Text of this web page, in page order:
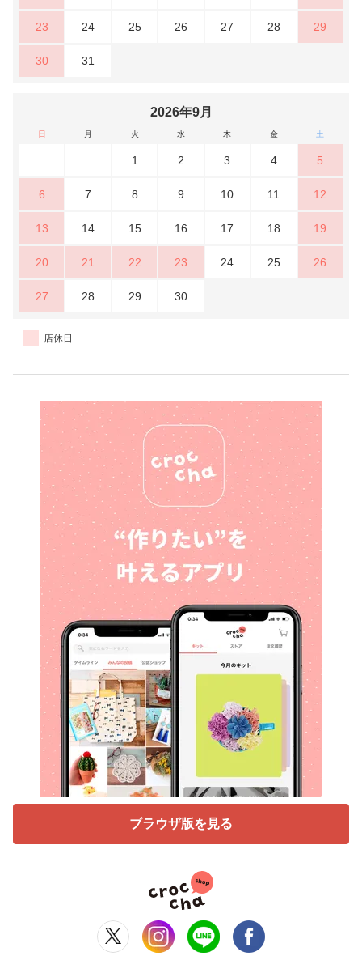
23 24 25 26 27 28 29
30 31
2026年9月
日 月 火 水 木 金 土
1 2 3 4 5
6 7 8 9 10 11 12
13 14 15 16 17 18 19
20 21 22 23 24 25 26
27 28 29 30
店休日
ブラウザ版を見る